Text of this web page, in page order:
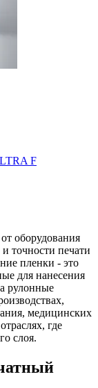
F
оборудования
точности печати
пленки - это
для нанесения
рулонные
медицинских
где
слоя.